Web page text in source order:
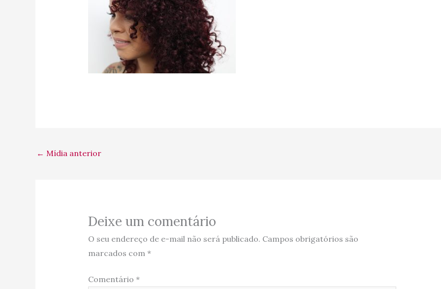
← Mídia anterior
Deixe um comentário
O seu endereço de e-mail não será publicado. Campos obrigatórios são
marcados com *
Comentário *